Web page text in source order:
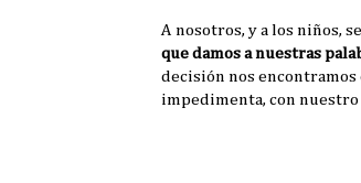
A nosotros, y a los niños,
que damos a nuestras
decisión nos
impedimenta, con